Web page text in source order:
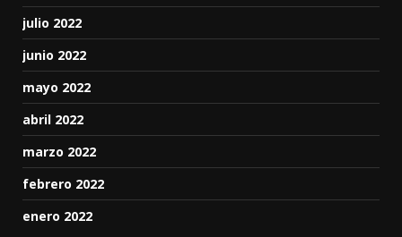
julio 2022
junio 2022
mayo 2022
abril 2022
marzo 2022
febrero 2022
enero 2022